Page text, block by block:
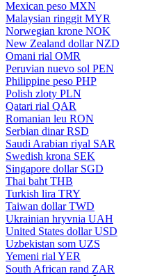
Mexican peso MXN
Malaysian ringgit MYR
Norwegian krone NOK
New Zealand dollar NZD
Omani rial OMR
Peruvian nuevo sol PEN
Philippine peso PHP
Polish zloty PLN
Qatari rial QAR
Romanian leu RON
Serbian dinar RSD
Saudi Arabian riyal SAR
Swedish krona SEK
Singapore dollar SGD
Thai baht THB
Turkish lira TRY
Taiwan dollar TWD
Ukrainian hryvnia UAH
United States dollar USD
Uzbekistan som UZS
Yemeni rial YER
South African rand ZAR